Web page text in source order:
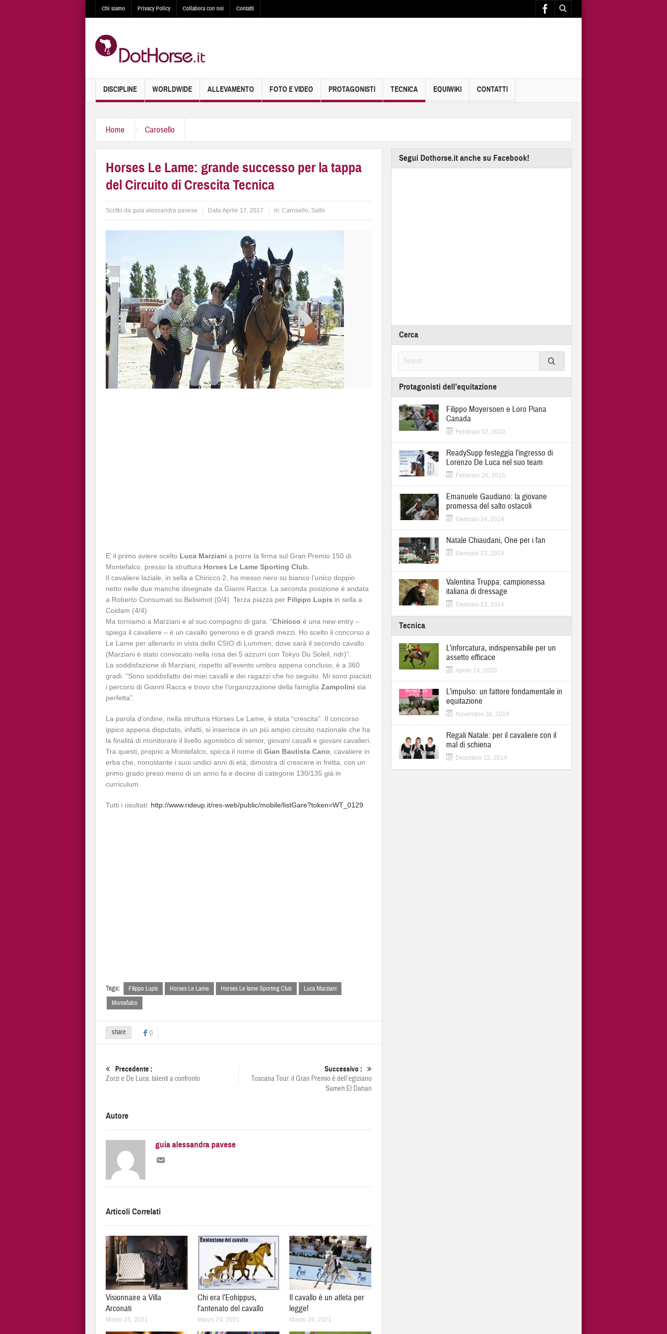
Chi siamo Privacy Policy Collabora con noi Contatti
DISCIPLINE WORLDWIDE ALLEVAMENTO FOTO E VIDEO PROTAGONISTI TECNICA EQUIWIKI CONTATTI
Home Carosello
Horses Le Lame: grande successo per la tappa
del Circuito di Crescita Tecnica
Scritto da guia alessandra pavese Data:Aprile 17, 2017 in: Carosello, Salto
E’ il primo aviere scelto Luca Marziani a porre la firma sul Gran Premio 150 di
Montefalco, presso la struttura Horses Le Lame Sporting Club.
Il cavaliere laziale, in sella a Chiricco 2, ha messo nero su bianco l’unico doppio
netto nelle due manche disegnate da Gianni Racca. La seconda posizione è andata
a Roberto Consumati su Belisimot (0/4). Terza piazza per Filippo Lupis in sella a
Coidam (4/4).
Ma torniamo a Marziani e al suo compagno di gara. “Chiricco è una new entry –
spiega il cavaliere – è un cavallo generoso e di grandi mezzi. Ho scelto il concorso a
Le Lame per allenarlo in vista dello CSIO di Lummen, dove sarà il secondo cavallo
(Marziani è stato convocato nella rosa dei 5 azzurri con Tokyo Du Soleil, ndr)”.
La soddisfazione di Marziani, rispetto all’evento umbro appena concluso, è a 360
gradi: “Sono soddisfatto dei miei cavalli e dei ragazzi che ho seguito. Mi sono piaciuti
i percorsi di Gianni Racca e trovo che l’organizzazione della famiglia Zampolini sia
perfetta”.
La parola d’ordine, nella struttura Horses Le Lame, è stata “crescita”. Il concorso
ippico appena disputato, infatti, si inserisce in un più ampio circuito nazionale che ha
la finalità di monitorare il livello agonistico di senior, giovani cavalli e giovani cavalieri.
Tra questi, proprio a Montefalco, spicca il nome di Gian Bautista Cano , cavaliere in
erba che, nonostante i suoi undici anni di età, dimostra di crescere in fretta, con un
primo grado preso meno di un anno fa e decine di categorie 130/135 già in
curriculum.
Tutti i risultati: http://www.rideup.it/res-web/public/mobile/listGare?token=WT_0129
Tags: Filippo Lupis Horses Le Lame Horses Le lame Sporting Club
Luca Marziani
Montefalco
share 0
Precedente :
Zorzi e De Luca: talenti a confronto
Successivo :
Toscana Tour: il Gran Premio è dell’egiziano
Sameh El Dahan
Autore
guia alessandra pavese
Articoli Correlati
Visionnaire a Villa
Arconati
Marzo 25, 2021
Chi era l’Eohippus,
l’antenato del cavallo
Marzo 24, 2021
Il cavallo è un atleta per
legge!
Marzo 24, 2021
Segui Dothorse.it anche su Facebook!
Cerca
Protagonisti dell’equitazione
Filippo Moyersoen e Loro Piana
Canada
Febbraio 02, 2020
ReadySupp festeggia l’ingresso di
Lorenzo De Luca nel suo team
Febbraio 26, 2015
Emanuele Gaudiano: la giovane
promessa del salto ostacoli
Gennaio 24, 2014
Natale Chiaudani, One per i fan
Gennaio 23, 2014
Valentina Truppa: campionessa
italiana di dressage
Gennaio 23, 2014
Tecnica
L’inforcatura, indispensabile per un
assetto efficace
Aprile 14, 2020
L’impulso: un fattore fondamentale in
equitazione
Novembre 30, 2019
Regali Natale: per il cavaliere con il
mal di schiena
Dicembre 12, 2014